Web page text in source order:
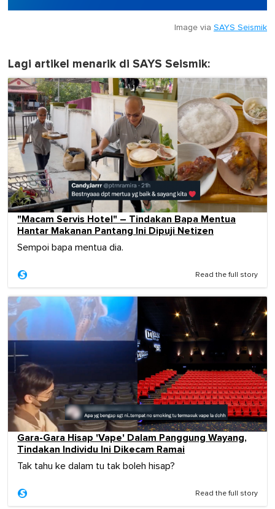
Image via SAYS Seismik
Lagi artikel menarik di SAYS Seismik:
"Macam Servis Hotel" – Tindakan Bapa Mentua
Hantar Makanan Pantang Ini Dipuji Netizen
Sempoi bapa mentua dia.
Read the full story
Gara-Gara Hisap 'Vape' Dalam Panggung Wayang,
Tindakan Individu Ini Dikecam Ramai
Tak tahu ke dalam tu tak boleh hisap?
Read the full story